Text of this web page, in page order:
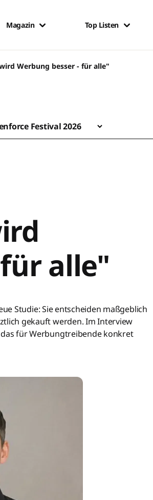
Magazin Top Listen
Werbung besser - für alle"
Festival 2026
alle"
Studie: Sie entscheiden maßgeblich
gekauft werden. Im Interview
für Werbungtreibende konkret